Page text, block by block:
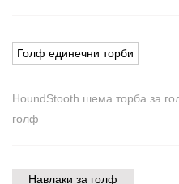
Голф единечни торби
HoundStooth шема торба за
голф
Навлаки за голф